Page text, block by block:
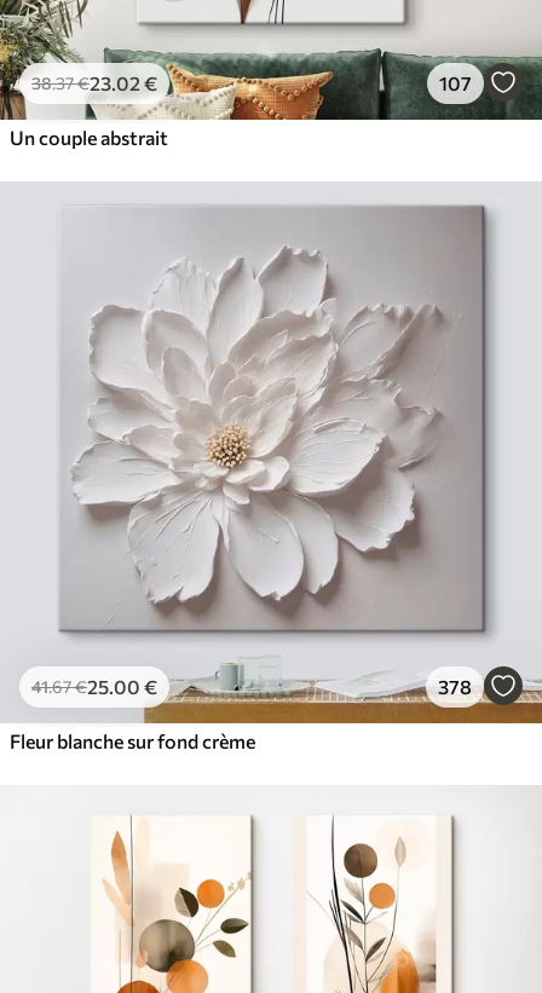
38.37€23.02 € 107
Un couple abstrait
41.67€25.00 € 378
Fleur blanche sur fond crème